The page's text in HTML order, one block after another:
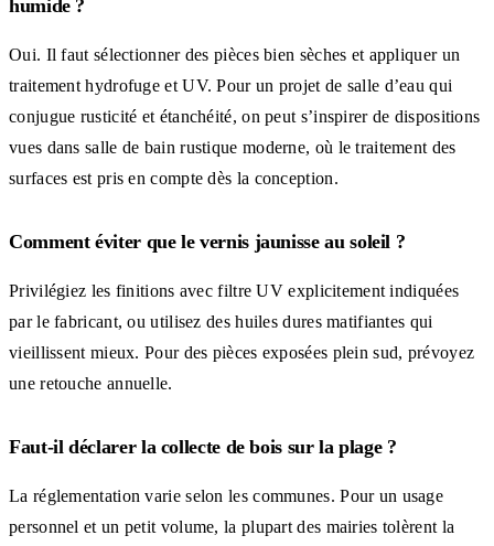
humide ?
Oui. Il faut sélectionner des pièces bien sèches et appliquer un
traitement hydrofuge et UV. Pour un projet de salle d’eau qui
conjugue rusticité et étanchéité, on peut s’inspirer de dispositions
vues dans salle de bain rustique moderne, où le traitement des
surfaces est pris en compte dès la conception.
Comment éviter que le vernis jaunisse au soleil ?
Privilégiez les finitions avec filtre UV explicitement indiquées
par le fabricant, ou utilisez des huiles dures matifiantes qui
vieillissent mieux. Pour des pièces exposées plein sud, prévoyez
une retouche annuelle.
Faut-il déclarer la collecte de bois sur la plage ?
La réglementation varie selon les communes. Pour un usage
personnel et un petit volume, la plupart des mairies tolèrent la